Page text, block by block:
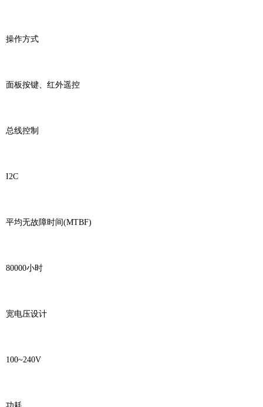
操作方式
面板按键、红外遥控
总线控制
I2C
平均无故障时间(MTBF)
80000小时
宽电压设计
100~240V